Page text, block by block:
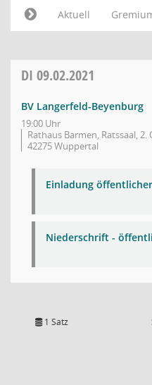
Aktuell
DI 09.02.2021
BV Langerfeld-Beyenburg
19:00 Uhr
Rathaus Barmen, Ratssaal, 2.
42275 Wuppertal
Einladung
Niederschrift -
1 Satz